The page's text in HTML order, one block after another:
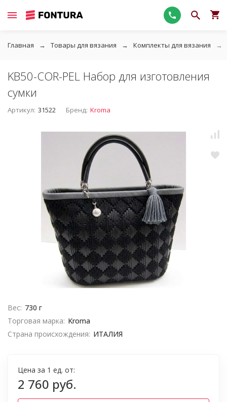
Главная Товары для вязания Комплекты для вязания
KB50-COR-PEL Набор для изготовления
сумки
Артикул: 31522 Бренд: Kroma
Вес: 730 г
Торговая марка: Kroma
Страна происхождения: ИТАЛИЯ
Цена за 1 ед. от:
2 760 руб.